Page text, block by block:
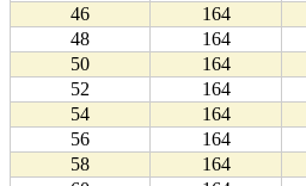
46
164
48
164
50
164
52
164
54
164
56
164
58
164